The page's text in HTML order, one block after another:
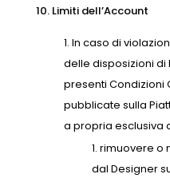
10. Limiti dell’Account
In caso di
delle disposizioni
presenti Condizioni
pubblicate sulla
a propria esclusiva
rimuovere o
dal Designer